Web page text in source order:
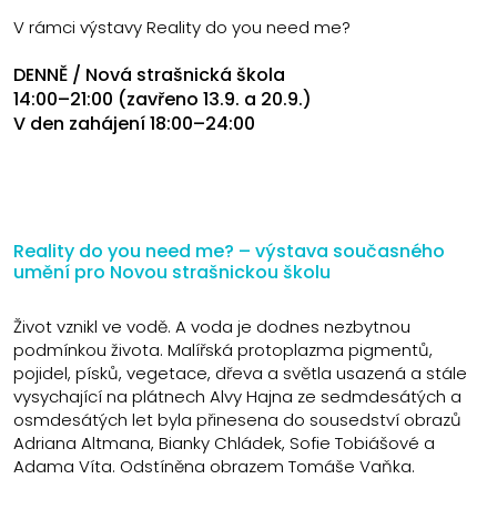
V rámci výstavy Reality do you need me?
DENNĚ / Nová strašnická škola
14:00–21:00 (zavřeno 13.9. a 20.9.)
V den zahájení 18:00–24:00
Reality do you need me? – výstava současného
umění pro Novou strašnickou školu
Život vznikl ve vodě. A voda je dodnes nezbytnou
podmínkou života. Malířská protoplazma pigmentů,
pojidel, písků, vegetace, dřeva a světla usazená a stále
vysychající na plátnech Alvy Hajna ze sedmdesátých a
osmdesátých let byla přinesena do sousedství obrazů
Adriana Altmana, Bianky Chládek, Sofie Tobiášové a
Adama Víta. Odstíněna obrazem Tomáše Vaňka.